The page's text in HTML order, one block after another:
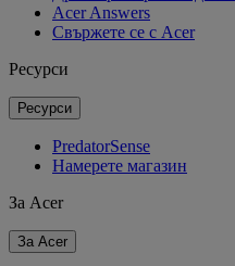
Acer Answers
Свържете се с Acer
Ресурси
Ресурси
PredatorSense
Намерете магазин
За Acer
За Acer